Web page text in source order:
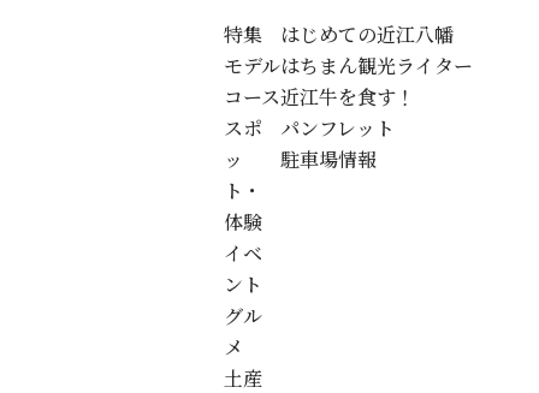
特集
モデル
コース
スポ
ッ
ト・
体験
イベ
ント
グル
メ
土産
はじめての近江八幡
はちまん観光ライター
近江牛を食す！
パンフレット
駐車場情報